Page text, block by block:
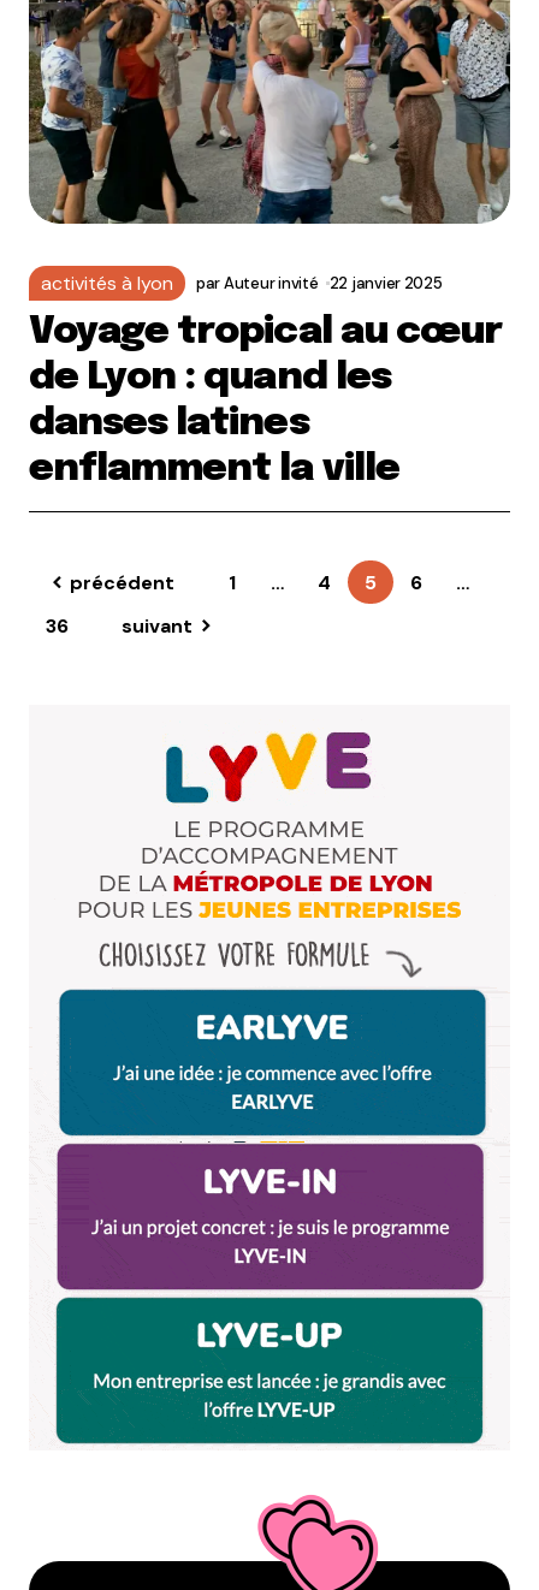
activités à lyon parAuteur invité 22 janvier 2025
Voyage tropical au cœur
de Lyon : quand les
danses latines
enflamment la ville
précédent 1 … 4 5 6
…
36
suivant